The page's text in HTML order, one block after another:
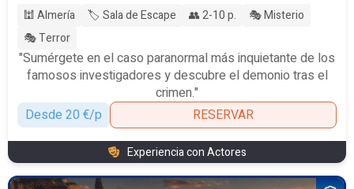
🕍 Almería 🏷️ Sala de Escape 👥 2-10 p.
🎭 Misterio
🎭 Terror
"Sumérgete en el caso paranormal más inquietante de los
famosos investigadores y descubre el demonio tras el
crimen."
Desde 20 €/p
RESERVAR
Experiencia con Actores